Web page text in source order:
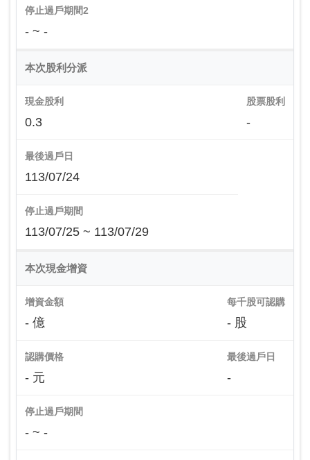
停止過戶期間2
- ~ -
本次股利分派
現金股利
0.3
股票股利
-
最後過戶日
113/07/24
停止過戶期間
113/07/25 ~ 113/07/29
本次現金增資
增資金額
- 億
每千股可認購
- 股
認購價格
- 元
最後過戶日
-
停止過戶期間
- ~ -